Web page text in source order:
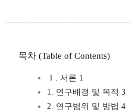
목차 (Table of Contents)
Ⅰ. 서론 1
1. 연구배경 및 목적 3
2. 연구범위 및 방법 4